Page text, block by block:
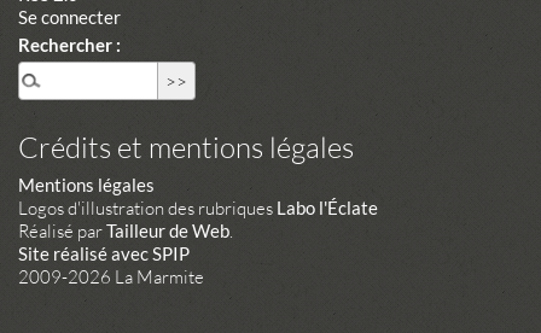
Se connecter
Rechercher :
Crédits et mentions légales
Mentions légales
Logos d'illustration des rubriques Labo l'Éclate
Réalisé parTailleur de Web.
Site réalisé avec SPIP
2009-2026 La Marmite